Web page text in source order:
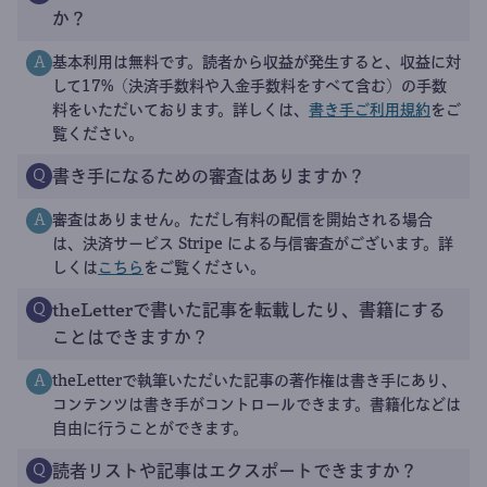
か？
A 基本利用は無料です。読者から収益が発生すると、収益に対
して17%（決済手数料や入金手数料をすべて含む）の手数
料をいただいております。詳しくは、 書き手ご利用規約 をご
覧ください。
Q 書き手になるための審査はありますか？
A 審査はありません。ただし有料の配信を開始される場合
は、決済サービス Stripe による与信審査がございます。詳
しくは こちら をご覧ください。
Q theLetterで書いた記事を転載したり、書籍にする
ことはできますか？
A theLetterで執筆いただいた記事の著作権は書き手にあり、
コンテンツは書き手がコントロールできます。書籍化などは
自由に行うことができます。
Q 読者リストや記事はエクスポートできますか？